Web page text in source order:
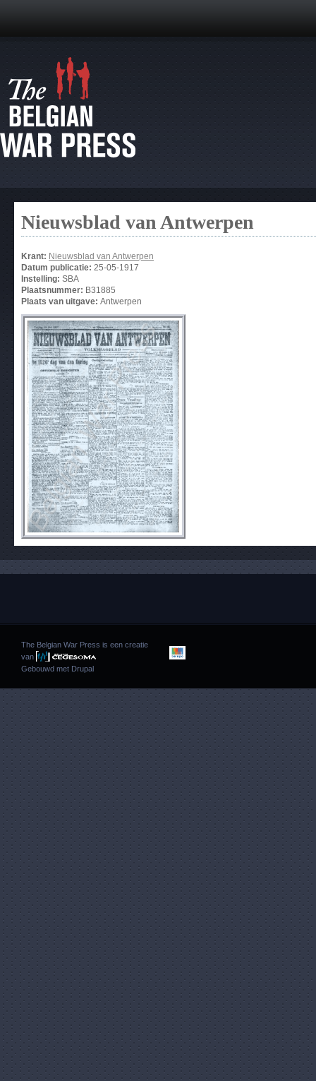
Nieuwsblad van Antwerpen
Krant: Nieuwsblad van Antwerpen
Datum publicatie: 25-05-1917
Instelling: SBA
Plaatsnummer: B31885
Plaats van uitgave: Antwerpen
The Belgian War Press is een creatie
van
Gebouwd met Drupal